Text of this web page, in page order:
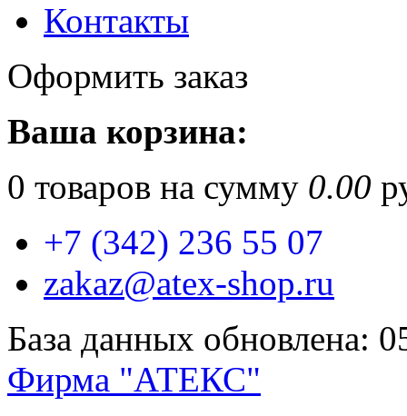
Контакты
Оформить заказ
Ваша корзина:
0 товаров на сумму 0.00
+7 (342) 236 55 07
zakaz@atex-shop.ru
База данных обновлена:
Фирма "АТЕКС"